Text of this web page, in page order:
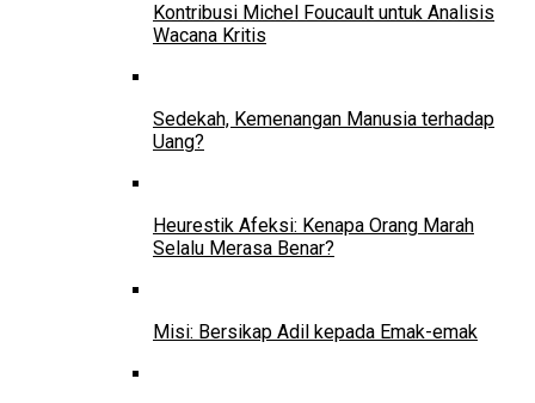
Kontribusi Michel Foucault untuk Analisis
Wacana Kritis
Sedekah, Kemenangan Manusia terhadap
Uang?
Heurestik Afeksi: Kenapa Orang Marah
Selalu Merasa Benar?
Misi: Bersikap Adil kepada Emak-emak